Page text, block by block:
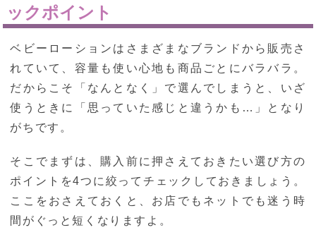
ックポイント
ベビーローションはさまざまなブランドから販売さ
れていて、容量も使い心地も商品ごとにバラバラ。
だからこそ「なんとなく」で選んでしまうと、いざ
使うときに「思っていた感じと違うかも…」となり
がちです。
そこでまずは、購入前に押さえておきたい選び方の
ポイントを4つに絞ってチェックしておきましょう。
ここをおさえておくと、お店でもネットでも迷う時
間がぐっと短くなりますよ。